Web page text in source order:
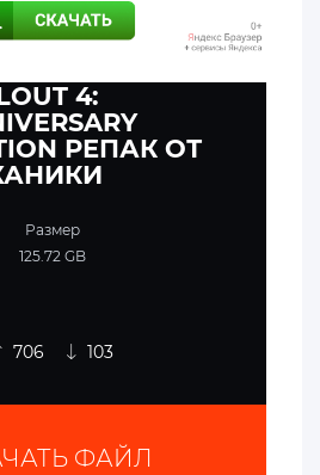
4:
РЕПАК ОТ
Размер
125.72 GB
706 103
ФАЙЛ